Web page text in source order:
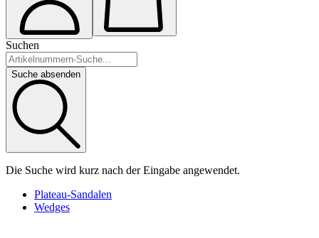
Suchen
Suche absenden
Die Suche wird kurz nach der Eingabe angewendet.
Plateau-Sandalen
Wedges